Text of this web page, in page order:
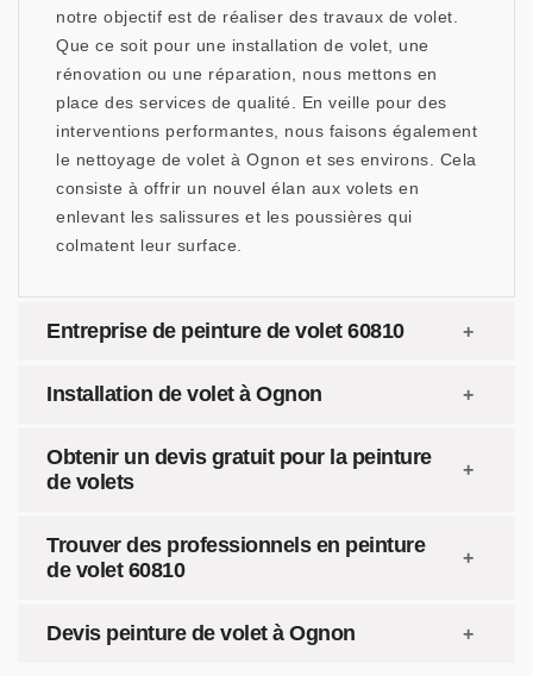
notre objectif est de réaliser des travaux de volet.
Que ce soit pour une installation de volet, une
rénovation ou une réparation, nous mettons en
place des services de qualité. En veille pour des
interventions performantes, nous faisons également
le nettoyage de volet à Ognon et ses environs. Cela
consiste à offrir un nouvel élan aux volets en
enlevant les salissures et les poussières qui
colmatent leur surface.
Entreprise de peinture de volet 60810
Installation de volet à Ognon
Obtenir un devis gratuit pour la peinture
de volets
Trouver des professionnels en peinture
de volet 60810
Devis peinture de volet à Ognon